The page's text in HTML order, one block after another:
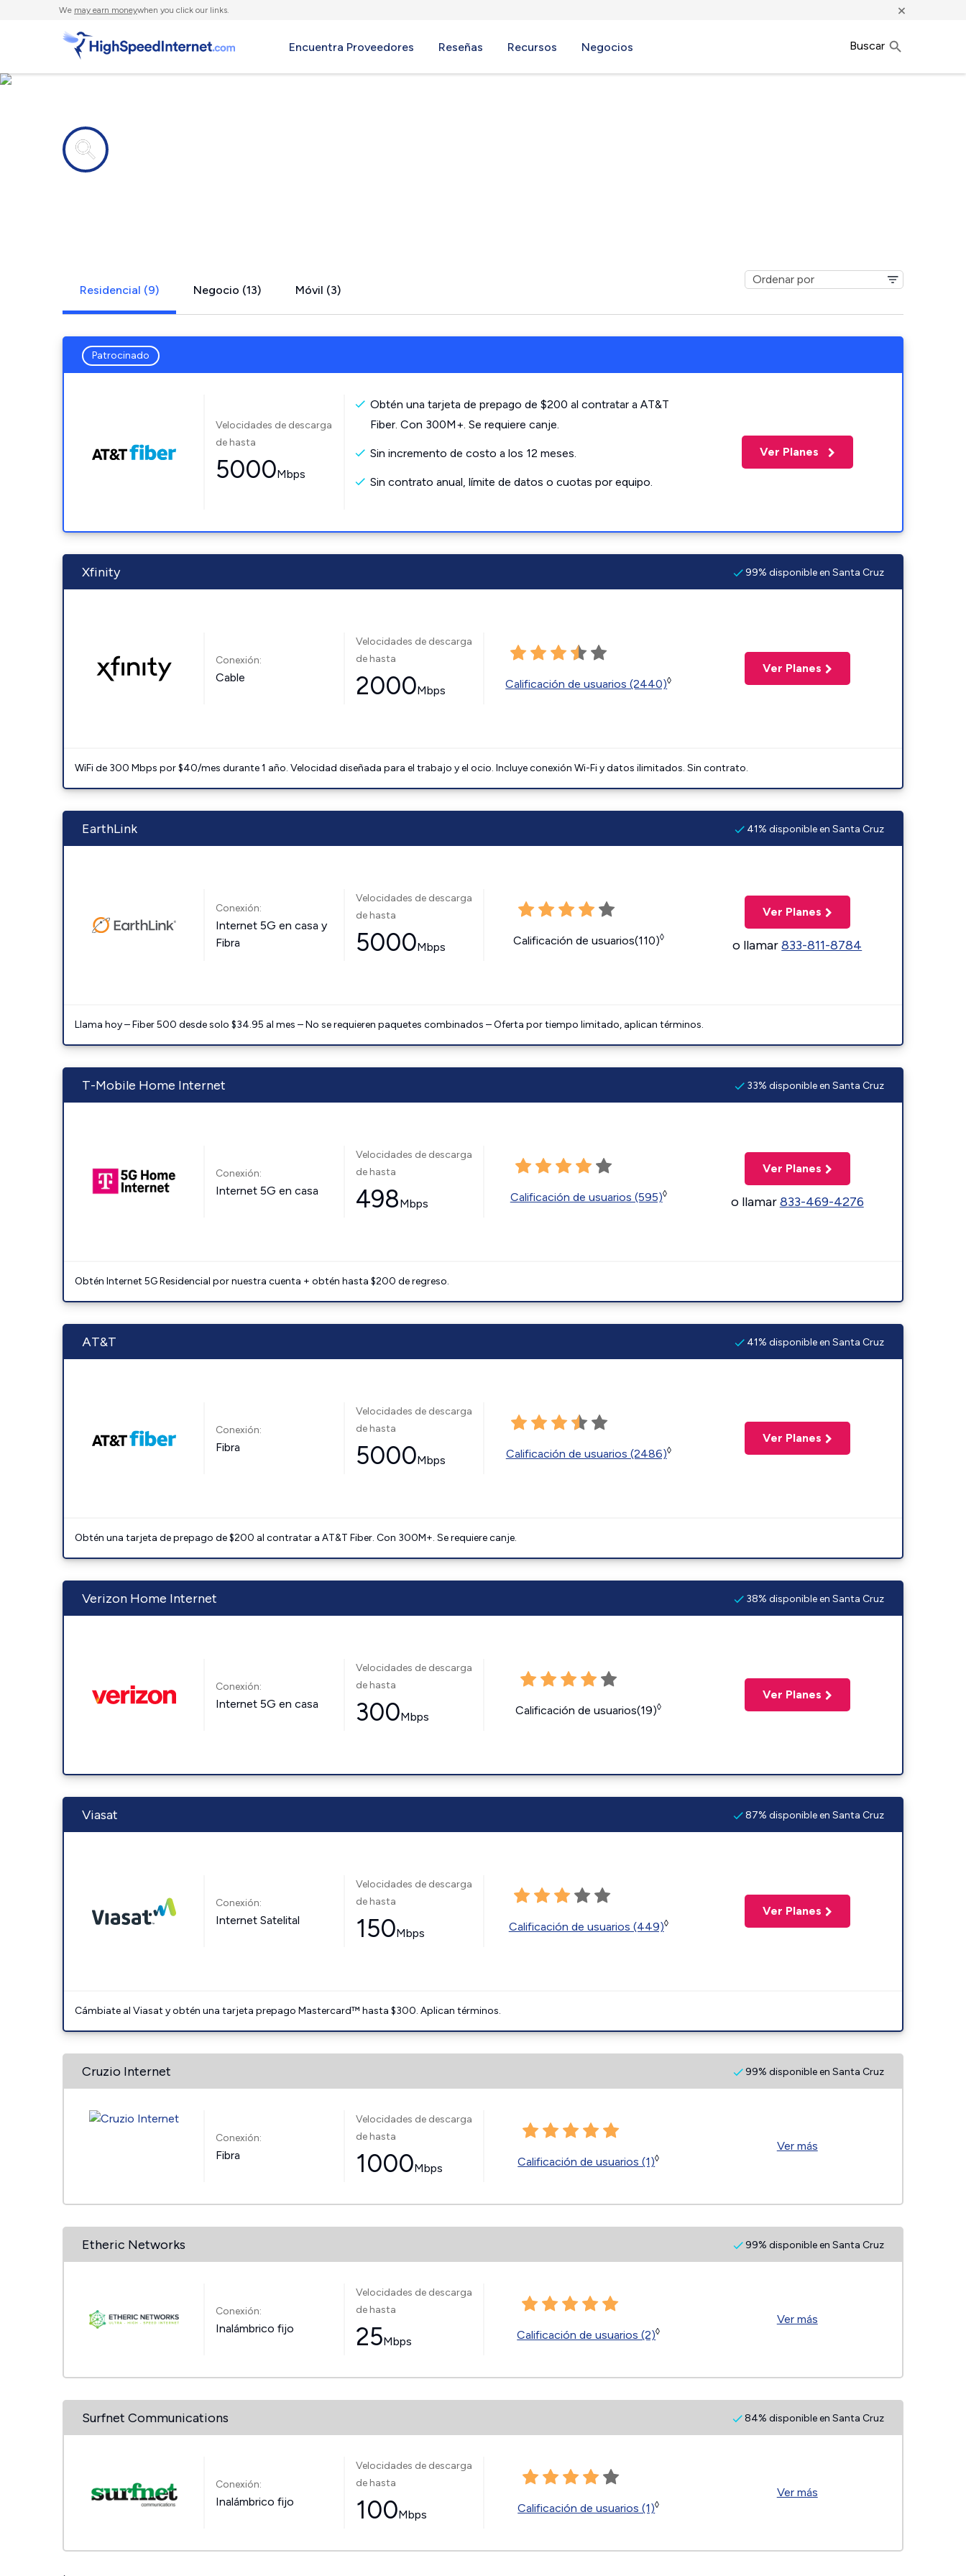
We may earn moneywhen you click our links. ×
Encuentra Proveedores Reseñas Recursos Negocios Buscar
Residencial (9) Negocio (13) Móvil (3)
Patrocinado
Velocidades de descarga
de hasta
5000Mbps
Obtén una tarjeta de prepago de $200 al contratar a AT&T
Fiber. Con 300M+. Se requiere canje.
Sin incremento de costo a los 12 meses.
Sin contrato anual, límite de datos o cuotas por equipo.
Ver Planes
Xfinity 99% disponible en Santa Cruz
Conexión:
Cable
Velocidades de descarga
de hasta
2000Mbps Calificación de usuarios (2440)◊
Ver Planes
WiFi de 300 Mbps por $40/mes durante 1 año. Velocidad diseñada para el trabajo y el ocio. Incluye conexión Wi-Fi y datos ilimitados. Sin contrato.
EarthLink 41% disponible en Santa Cruz
Conexión:
Internet 5G en casa y
Fibra
Velocidades de descarga
de hasta
5000Mbps Calificación de usuarios(110)◊
Ver Planes
o llamar833-811-8784
Llama hoy – Fiber 500 desde solo $34.95 al mes – No se requieren paquetes combinados – Oferta por tiempo limitado, aplican términos.
T-Mobile Home Internet 33% disponible en Santa Cruz
Conexión:
Internet 5G en casa
Velocidades de descarga
de hasta
498Mbps Calificación de usuarios (595)◊
Ver Planes
o llamar833-469-4276
Obtén Internet 5G Residencial por nuestra cuenta + obtén hasta $200 de regreso.
AT&T 41% disponible en Santa Cruz
Conexión:
Fibra
Velocidades de descarga
de hasta
5000Mbps Calificación de usuarios (2486)◊
Ver Planes
Obtén una tarjeta de prepago de $200 al contratar a AT&T Fiber. Con 300M+. Se requiere canje.
Verizon Home Internet 38% disponible en Santa Cruz
Conexión:
Internet 5G en casa
Velocidades de descarga
de hasta
300Mbps Calificación de usuarios(19)◊
Ver Planes
Viasat 87% disponible en Santa Cruz
Conexión:
Internet Satelital
Velocidades de descarga
de hasta
150Mbps Calificación de usuarios (449)◊
Ver Planes
Cámbiate al Viasat y obtén una tarjeta prepago Mastercard™ hasta $300. Aplican términos.
Cruzio Internet 99% disponible en Santa Cruz
Conexión:
Fibra
Velocidades de descarga
de hasta
1000Mbps Calificación de usuarios (1)◊
Ver más
Etheric Networks 99% disponible en Santa Cruz
Conexión:
Inalámbrico fijo
Velocidades de descarga
de hasta
25Mbps Calificación de usuarios (2)◊
Ver más
Surfnet Communications 84% disponible en Santa Cruz
Conexión:
Inalámbrico fijo
Velocidades de descarga
de hasta
100Mbps Calificación de usuarios (1)◊
Ver más